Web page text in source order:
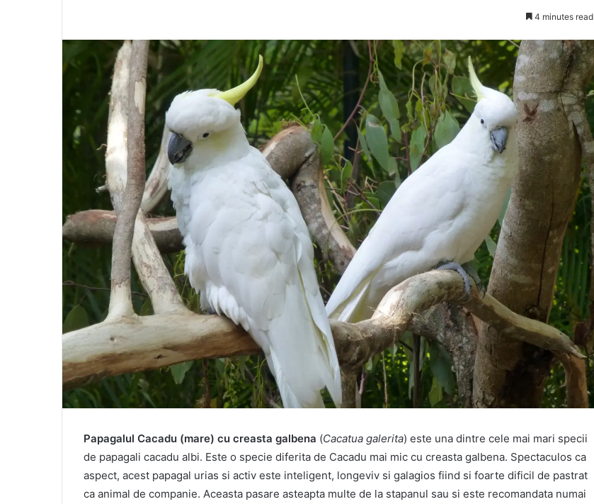
4 minutes read
Papagalul Cacadu (mare) cu creasta galbena (Cacatua galerita) este una dintre cele mai mari specii
de papagali cacadu albi. Este o specie diferita de Cacadu mai mic cu creasta galbena. Spectaculos ca
aspect, acest papagal urias si activ este inteligent, longeviv si galagios fiind si foarte dificil de pastrat
ca animal de companie. Aceasta pasare asteapta multe de la stapanul sau si este recomandata numai